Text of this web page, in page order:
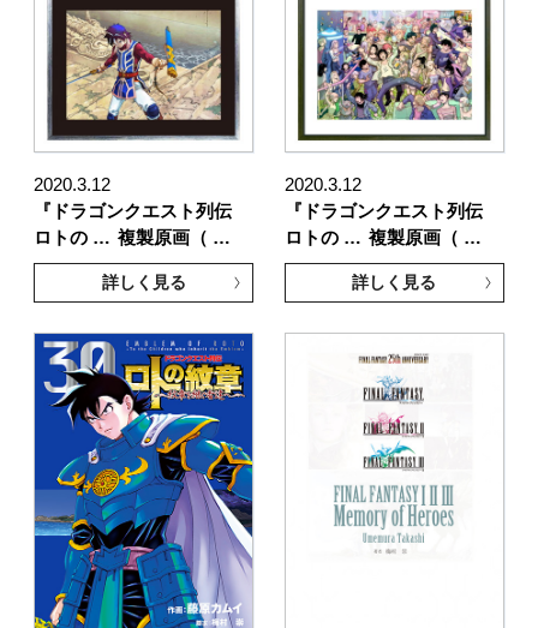
2020.3.12
『ドラゴンクエスト列伝
ロトの … 複製原画（ …
詳しく見る
2020.3.12
『ドラゴンクエスト列伝
ロトの … 複製原画（ …
詳しく見る